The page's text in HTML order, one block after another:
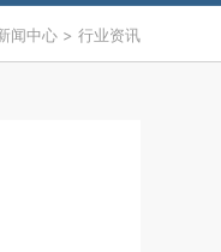
闻中心> 行业资讯